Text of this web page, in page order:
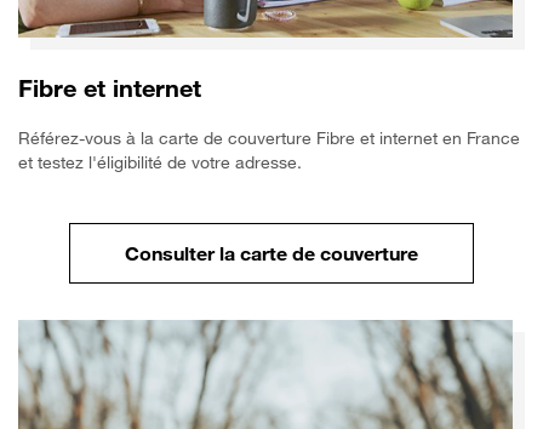
Fibre et internet
Référez-vous à la carte de couverture Fibre et internet en France
et testez l'éligibilité de votre adresse.
Consulter la carte de couverture